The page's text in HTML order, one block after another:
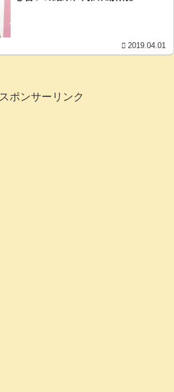
2019.04.01
スポンサーリンク